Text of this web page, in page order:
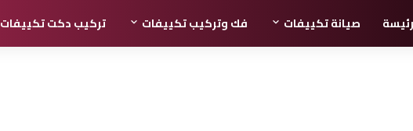
صيانة تكييفات فك وتركيب تكييفات تركيب دكت تكييفات